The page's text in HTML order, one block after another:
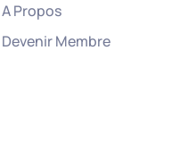
A Propos
Devenir Membre